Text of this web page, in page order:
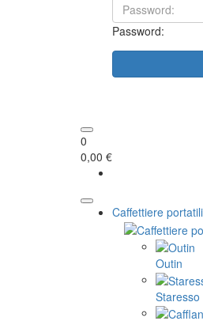
Password:
0
0,00 €
Caffettiere portatili
Outin